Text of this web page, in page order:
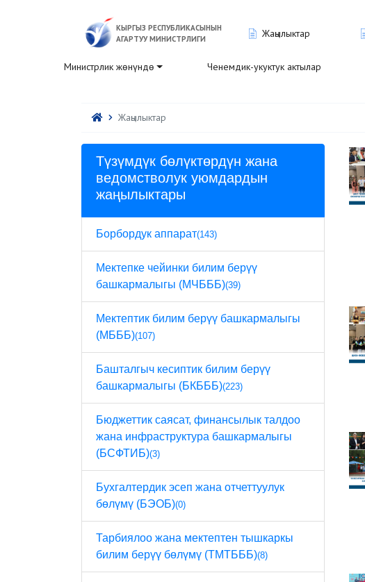
КЫРГЫЗ РЕСПУБЛИКАСЫНЫН
АГАРТУУ МИНИСТРЛИГИ
Жаңылыктар
Министрлик жөнүндө Ченемдик-укуктук актылар
Жаңылыктар
Түзүмдүк бөлүктөрдүн жана
ведомстволук уюмдардын
жаңылыктары
Борбордук аппарат(143)
Мектепке чейинки билим берүү
башкармалыгы (МЧБББ)(39)
Мектептик билим берүү башкармалыгы
(МБББ)(107)
Башталгыч кесиптик билим берүү
башкармалыгы (БКБББ)(223)
Бюджеттик саясат, финансылык талдоо
жана инфраструктура башкармалыгы
(БСФТИБ)(3)
Бухгалтердик эсеп жана отчеттуулук
бөлүмү (БЭОБ)(0)
Тарбиялоо жана мектептен тышкаркы
билим берүү бөлүмү (ТМТБББ)(8)